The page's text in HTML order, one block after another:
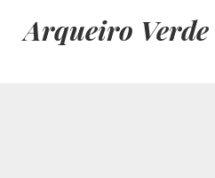
Arqueiro Verde